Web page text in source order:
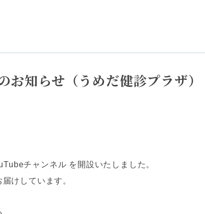
知らせ（うめだ健診プラザ）
チャンネル を開設いたしました。
けしています。